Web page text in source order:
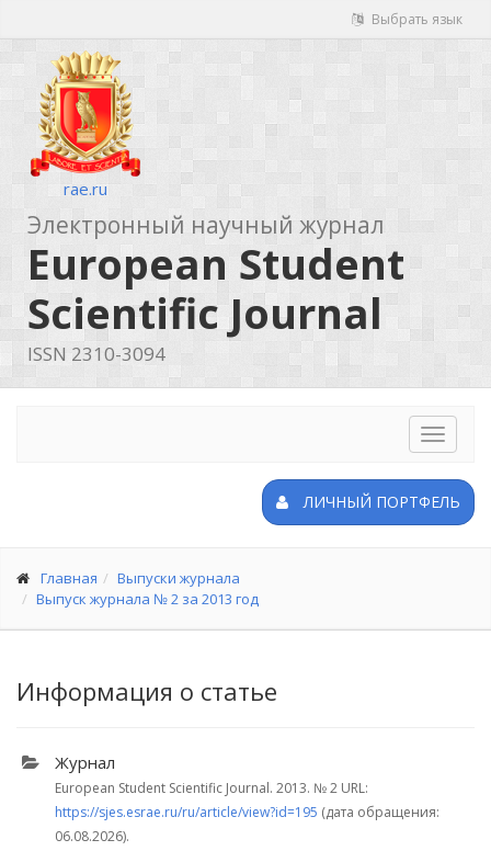
Выбрать язык
rae.ru
Электронный научный журнал
European Student
Scientific Journal
ISSN 2310-3094
Toggle
ЛИЧНЫЙ ПОРТФЕЛЬ
Главная
Выпуски журнала
Выпуск журнала № 2 за 2013 год
Информация о статье
Журнал
European Student Scientific Journal. 2013. № 2 URL:
https://sjes.esrae.ru/ru/article/view?id=195 (дата обращения:
06.08.2026).